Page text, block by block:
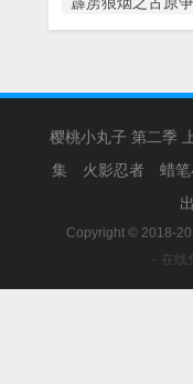
樱桃小丸子 第二季
集
火影忍者 蜡
Copyright © 2018-
－在